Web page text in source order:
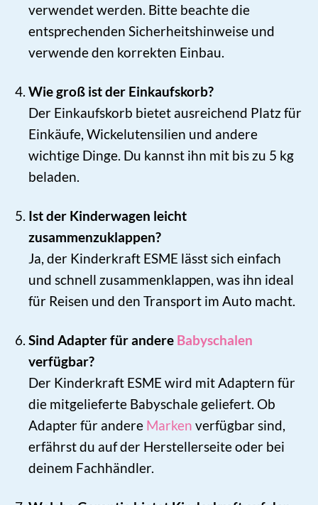
verwendet werden. Bitte beachte die
entsprechenden Sicherheitshinweise und
verwende den korrekten Einbau.
Wie groß ist der Einkaufskorb?
Der Einkaufskorb bietet ausreichend Platz für
Einkäufe, Wickelutensilien und andere
wichtige Dinge. Du kannst ihn mit bis zu 5 kg
beladen.
Ist der Kinderwagen leicht
zusammenzuklappen?
Ja, der Kinderkraft ESME lässt sich einfach
und schnell zusammenklappen, was ihn ideal
für Reisen und den Transport im Auto macht.
Sind Adapter für andere Babyschalen
verfügbar?
Der Kinderkraft ESME wird mit Adaptern für
die mitgelieferte Babyschale geliefert. Ob
Adapter für andere Marken verfügbar sind,
erfährst du auf der Herstellerseite oder bei
deinem Fachhändler.